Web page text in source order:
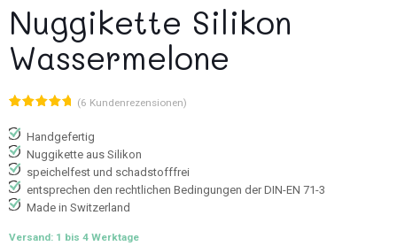
Nuggikette Silikon
Wassermelone
mit
von 5,
basierend
auf
Kundenbewertungen
(6 Kundenrezensionen)
Handgefertig
Nuggikette aus Silikon
speichelfest und schadstofffrei
entsprechen den rechtlichen Bedingungen der DIN-EN 71-3
Made in Switzerland
Versand: 1 bis 4 Werktage